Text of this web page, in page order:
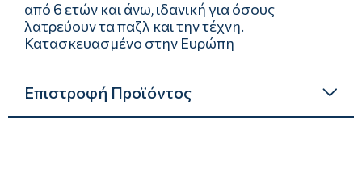
από 6 ετών και άνω, ιδανική για όσους
λατρεύουν τα παζλ και την τέχνη.
Κατασκευασμένο στην Ευρώπη
Επιστροφή Προϊόντος